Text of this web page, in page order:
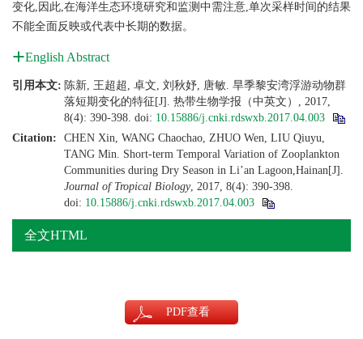
变化,因此,在海洋生态环境研究和监测中需注意,单次采样时间的结果
不能全面反映或代表中长期的数据。
English Abstract
引用本文: 陈新, 王超超, 卓文, 刘秋妤, 唐敏. 旱季黎安湾浮游动物群
落短期变化的特征[J]. 热带生物学报（中英文）, 2017,
8(4): 390-398. doi: 10.15886/j.cnki.rdswxb.2017.04.003
Citation:
CHEN Xin, WANG Chaochao, ZHUO Wen, LIU Qiuyu,
TANG Min. Short-term Temporal Variation of Zooplankton
Communities during Dry Season in Li’an Lagoon,Hainan[J].
Journal of Tropical Biology, 2017, 8(4): 390-398.
doi: 10.15886/j.cnki.rdswxb.2017.04.003
全文HTML
PDF查看